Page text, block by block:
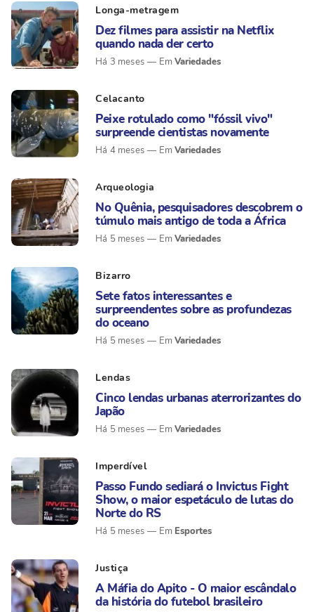
Longa-metragem
Dez filmes para assistir na Netflix
quando nada der certo
Há 3 meses Variedades
Celacanto
Peixe rotulado como "fóssil vivo"
surpreende cientistas novamente
Há 4 meses Variedades
Arqueologia
No Quênia, pesquisadores descobrem o
túmulo mais antigo de toda a África
Há 5 meses Variedades
Bizarro
Sete fatos interessantes e
surpreendentes sobre as profundezas
do oceano
Há 5 meses Variedades
Lendas
Cinco lendas urbanas aterrorizantes do
Japão
Há 5 meses Variedades
Imperdível
Passo Fundo sediará o Invictus Fight
Show, o maior espetáculo de lutas do
Norte do RS
Há 5 meses Esportes
Justiça
A Máfia do Apito - O maior escândalo
da história do futebol brasileiro